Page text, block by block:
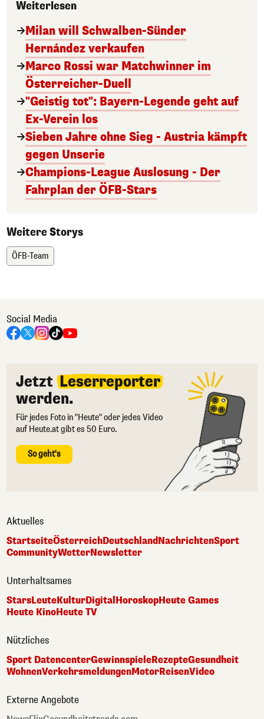
Weiterlesen
Milan will Schwalben-Sünder
Hernández verkaufen
Marco Rossi war Matchwinner im
Österreicher-Duell
"Geistig tot": Bayern-Legende geht auf
Ex-Verein los
Sieben Jahre ohne Sieg - Austria kämpft
gegen Unserie
Champions-League Auslosung - Der
Fahrplan der ÖFB-Stars
Weitere Storys
ÖFB-Team
Social Media
Jetzt Leserreporter
werden.
Für jedes Foto in "Heute" oder jedes Video
auf Heute.at gibt es 50 Euro.
So geht's
Aktuelles
StartseiteÖsterreichDeutschlandNachrichtenSport
CommunityWetterNewsletter
Unterhaltsames
StarsLeuteKulturDigital HoroskopHeute Games
Heute KinoHeute TV
Nützliches
Sport DatencenterGewinnspieleRezepteGesundheit
WohnenVerkehrsmeldungenMotorReisenVideo
Externe Angebote